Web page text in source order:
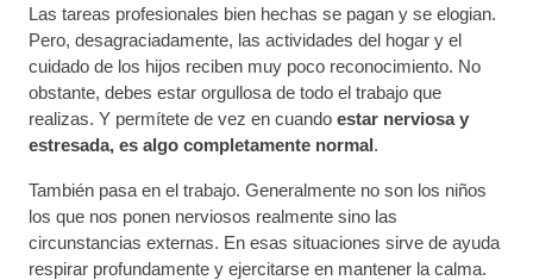
Las tareas profesionales bien hechas se pagan y se elogian.
Pero, desagraciadamente, las actividades del hogar y el
cuidado de los hijos reciben muy poco reconocimiento. No
obstante, debes estar orgullosa de todo el trabajo que
realizas. Y permítete de vez en cuando estar nerviosa y
estresada, es algo completamente normal.
También pasa en el trabajo. Generalmente no son los niños
los que nos ponen nerviosos realmente sino las
circunstancias externas. En esas situaciones sirve de ayuda
respirar profundamente y ejercitarse en mantener la calma.